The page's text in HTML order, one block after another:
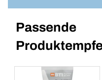
Passende